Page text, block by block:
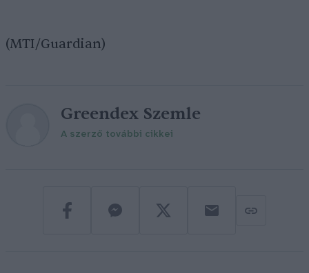
(MTI/Guardian)
Greendex Szemle
A szerző további cikkei